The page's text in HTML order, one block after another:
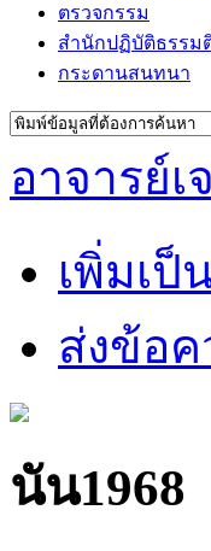
ตรวจกรรม
สำนักปฏิบัติธรรม
กระดานสนทนา
อาจารย์เ
เพิ่มเป็
ส่งข้อค
นัน1968